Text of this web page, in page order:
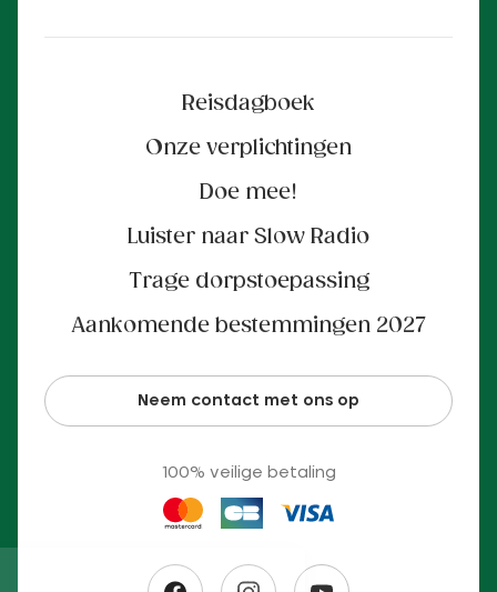
Reisdagboek
Onze verplichtingen
Doe mee!
Luister naar Slow Radio
Trage dorpstoepassing
Aankomende bestemmingen 2027
Neem contact met ons op
100% veilige betaling